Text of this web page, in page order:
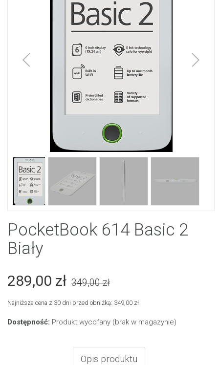
PocketBook 614 Basic 2
Biały
289,00 zł 349,00 zł
Najniższa cena z 30 dni przed obniżką: 349,00 zł
Dostępność: Produkt wycofany (brak w magazynie)
Opis produktu